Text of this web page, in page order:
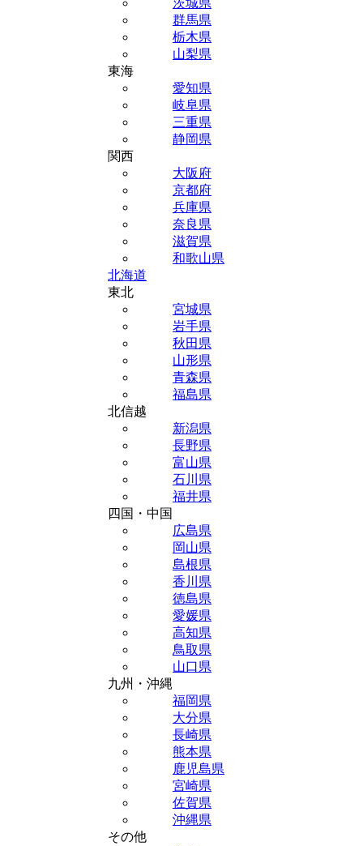
茨城県
群馬県
栃木県
山梨県
東海
愛知県
岐阜県
三重県
静岡県
関西
大阪府
京都府
兵庫県
奈良県
滋賀県
和歌山県
北海道
東北
宮城県
岩手県
秋田県
山形県
青森県
福島県
北信越
新潟県
長野県
富山県
石川県
福井県
四国・中国
広島県
岡山県
島根県
香川県
徳島県
愛媛県
高知県
鳥取県
山口県
九州・沖縄
福岡県
大分県
長崎県
熊本県
鹿児島県
宮崎県
佐賀県
沖縄県
その他